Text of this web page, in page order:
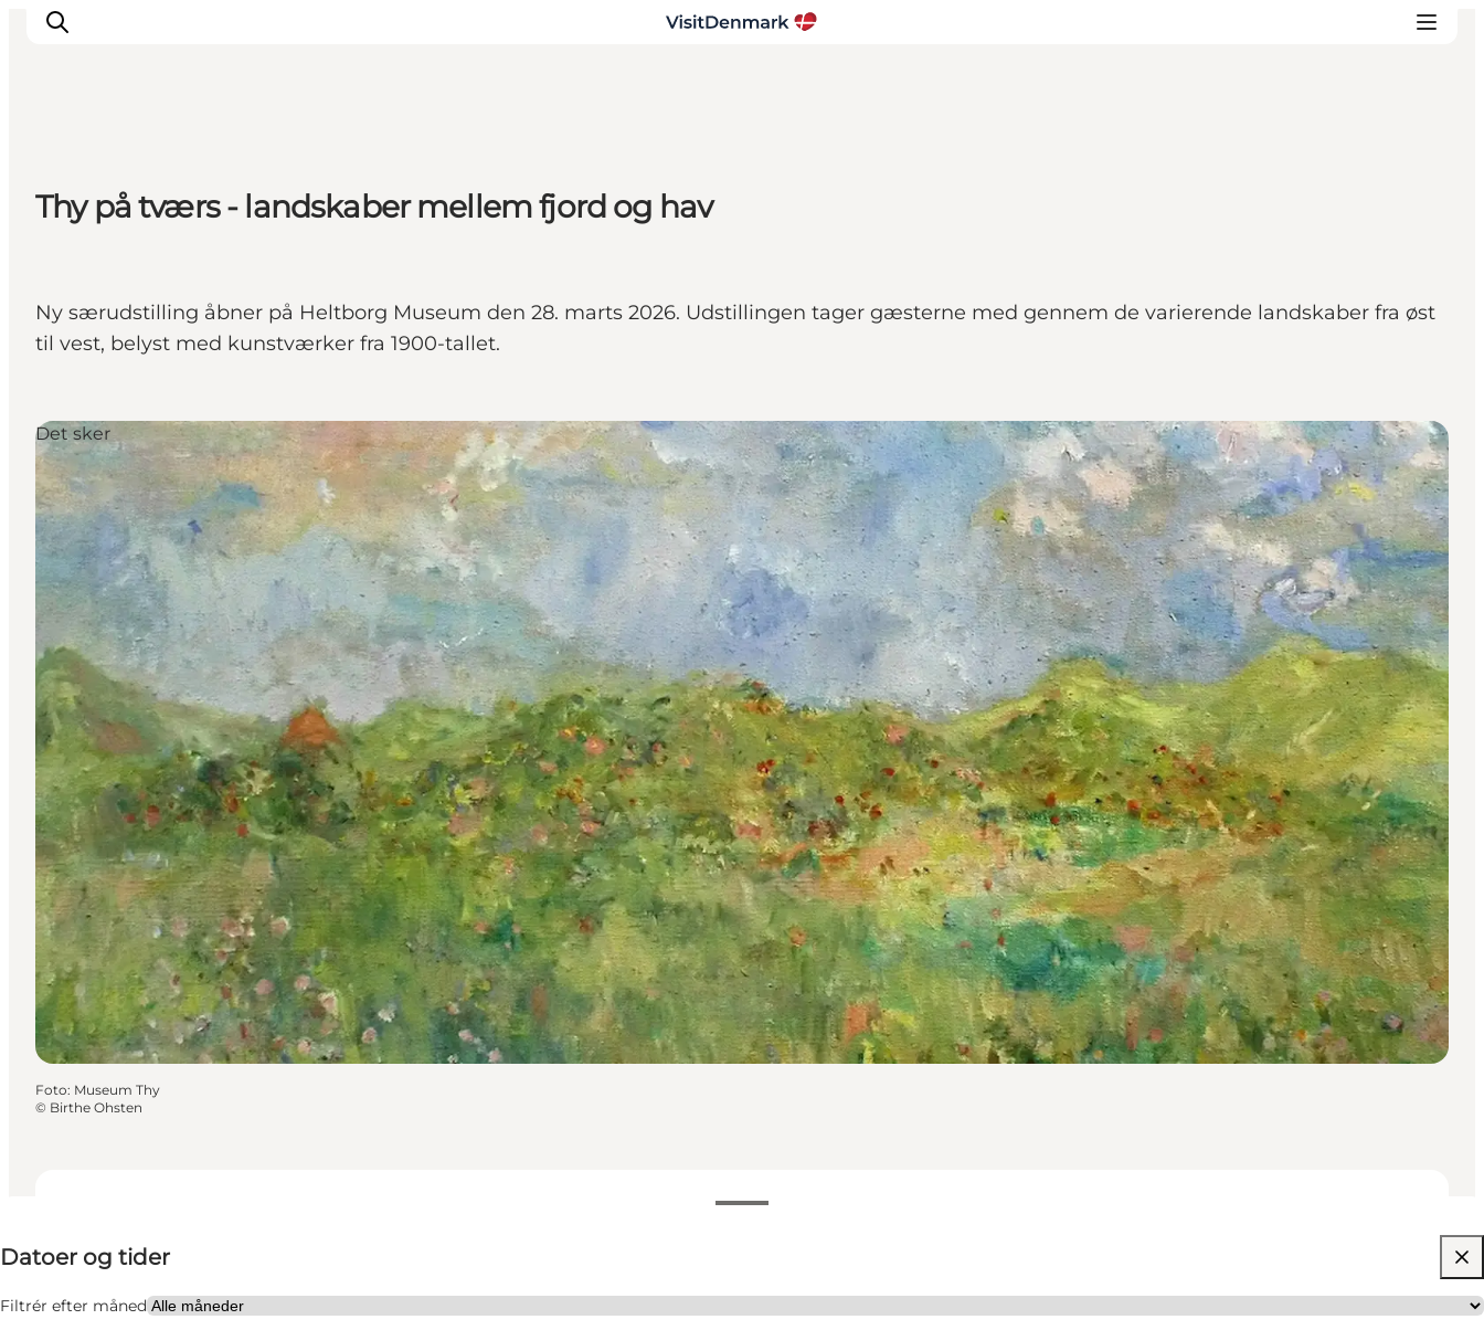
Inspiration
Destinationer
Planlæg ferien
Thy på tværs - landskaber mellem fjord og hav
Ny særudstilling åbner på Heltborg Museum den 28. marts 2026. Udstillingen tager gæsterne med gennem de varierende landskaber fra øst
til vest, belyst med kunstværker fra 1900-tallet.
Datoer og tider
Filtrér efter måned
Besøg hjemmeside
Det sker
Foto: Museum Thy
© Birthe Ohsten